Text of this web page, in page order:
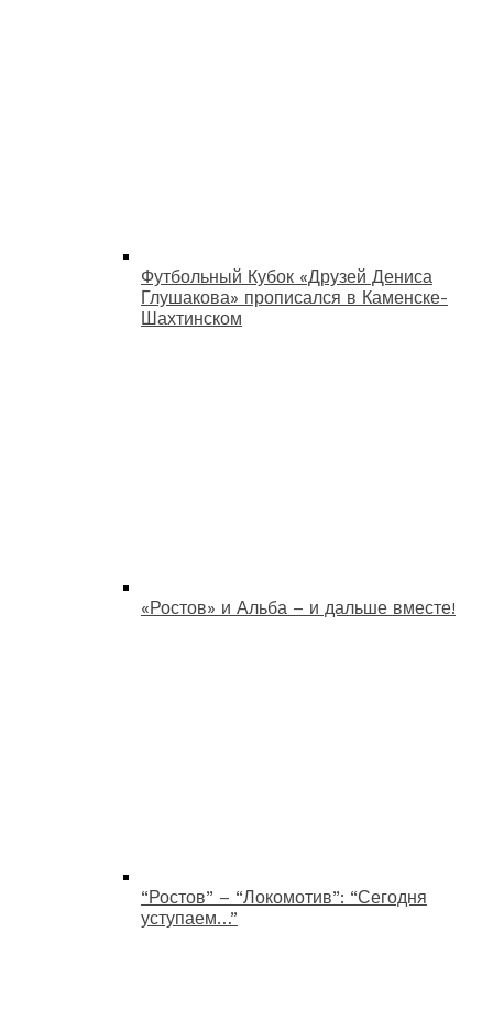
Футбольный Кубок «Друзей Дениса
Глушакова» прописался в Каменске-
Шахтинском
«Ростов» и Альба – и дальше вместе!
“Ростов” – “Локомотив”: “Сегодня
уступаем…”